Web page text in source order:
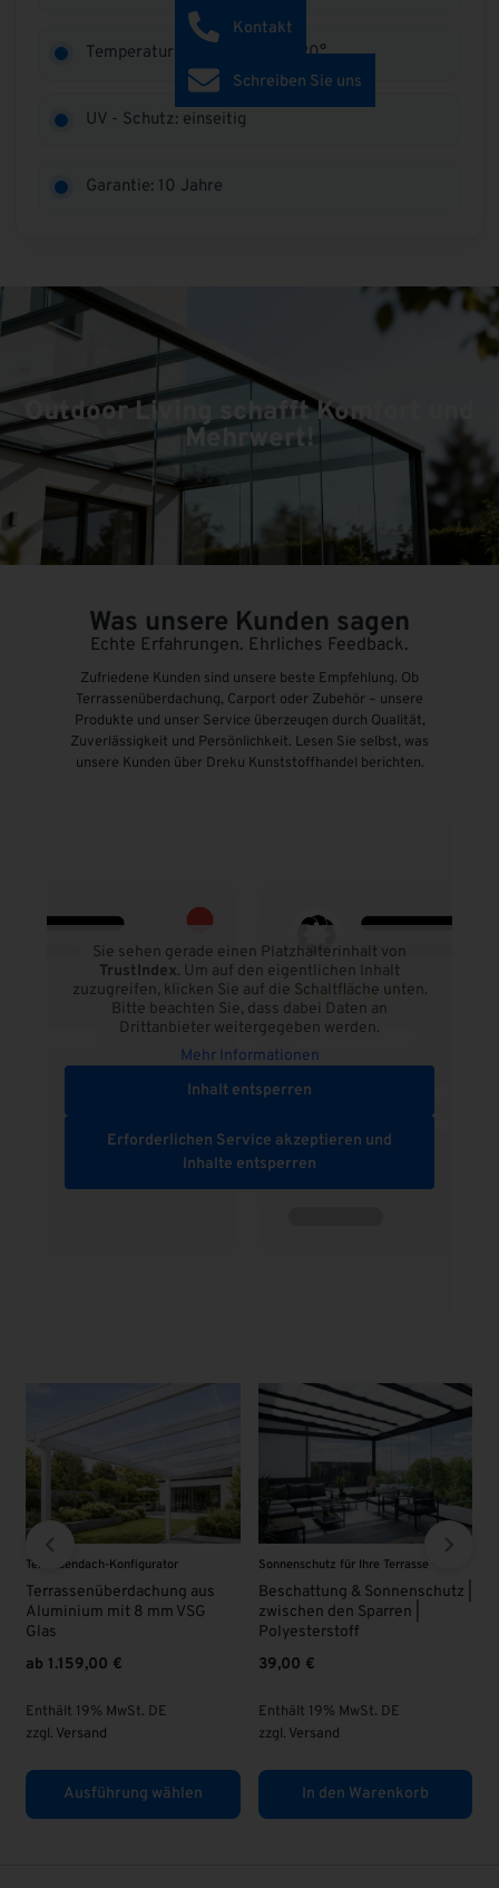
Temperaturbest: - 40 bis + 120°
UV - Schutz: einseitig
Garantie: 10 Jahre
Outdoor Living schafft Komfort und
Mehrwert!
Was unsere Kunden sagen
Echte Erfahrungen. Ehrliches Feedback.
Zufriedene Kunden sind unsere beste Empfehlung. Ob
Terrassenüberdachung, Carport oder Zubehör – unsere
Produkte und unser Service überzeugen durch Qualität,
Zuverlässigkeit und Persönlichkeit. Lesen Sie selbst, was
unsere Kunden über Dreku Kunststoffhandel berichten.
Sie sehen gerade einen Platzhalterinhalt von
TrustIndex. Um auf den eigentlichen Inhalt
zuzugreifen, klicken Sie auf die Schaltfläche unten.
Bitte beachten Sie, dass dabei Daten an
Drittanbieter weitergegeben werden.
Mehr Informationen
Inhalt entsperren
Erforderlichen Service akzeptieren und
Inhalte entsperren
Sonnenschutz für Ihre Terrasse
Beschattung & Sonnenschutz |
zwischen den Sparren |
39,00€
Enthält 19% MwSt. DE
zzgl.Versand
In den Warenkorb
VSG - Glas
VSG Glas 8 mm | KLAR |
63,00€
Enthält 19% MwSt. DE
In den Warenkorb
Kontakt
Schreiben Sie uns